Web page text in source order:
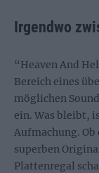
Irgendwo
“Heaven And
Bereich eines
möglichen
ein. Was bleibt,
Aufmachung. Ob
superben
Plattenregal